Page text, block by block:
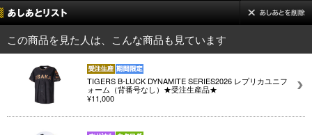
この商品を見た人は、こんな商品も見ています
TIGERS B-LUCK DYNAMITE SERIES2026 レプリカユニフ
ォーム（背番号なし）★受注生産品★
¥11,000